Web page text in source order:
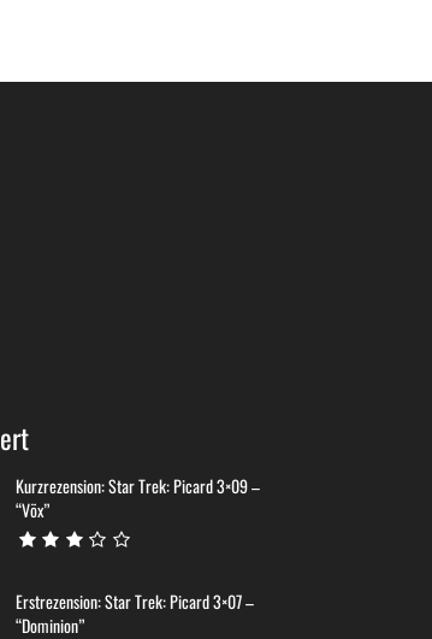
Kurzrezension: Star Trek: Picard 3×09 –
“Võx”
Erstrezension: Star Trek: Picard 3×07 –
“Dominion”